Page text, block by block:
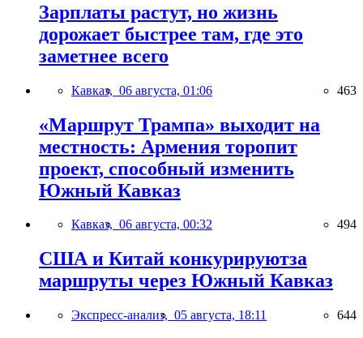
Зарплаты растут, но жизнь
дорожает быстрее там, где это
заметнее всего
Кавказ, 06 августа, 01:06 463
«Маршрут Трампа» выходит на
местность: Армения торопит
проект, способный изменить
Южный Кавказ
Кавказ, 06 августа, 00:32 494
США и Китай конкурируютза
маршруты через Южный Кавказ
Экспресс-анализ, 05 августа, 18:11 644